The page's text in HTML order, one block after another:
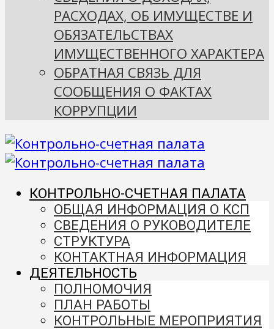
РАСХОДАХ, ОБ ИМУЩЕСТВЕ И
ОБЯЗАТЕЛЬСТВАХ
ИМУЩЕСТВЕННОГО ХАРАКТЕРА
ОБРАТНАЯ СВЯЗЬ ДЛЯ
СООБЩЕНИЯ О ФАКТАХ
КОРРУПЦИИ
КОНТРОЛЬНО-СЧЕТНАЯ ПАЛАТА
ОБЩАЯ ИНФОРМАЦИЯ О КСП
СВЕДЕНИЯ О РУКОВОДИТЕЛЕ
СТРУКТУРА
КОНТАКТНАЯ ИНФОРМАЦИЯ
ДЕЯТЕЛЬНОСТЬ
ПОЛНОМОЧИЯ
ПЛАН РАБОТЫ
КОНТРОЛЬНЫЕ МЕРОПРИЯТИЯ